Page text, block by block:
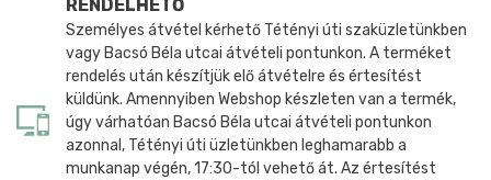
RENDELHETŐ
Személyes átvétel kérhető Tétényi úti szaküzletünkben
vagy Bacsó Béla utcai átvételi pontunkon. A terméket
rendelés után készítjük elő átvételre és értesítést
küldünk. Amennyiben Webshop készleten van a termék,
úgy várhatóan Bacsó Béla utcai átvételi pontunkon
azonnal, Tétényi úti üzletünkben leghamarabb a
munkanap végén, 17:30-tól vehető át. Az értesítést